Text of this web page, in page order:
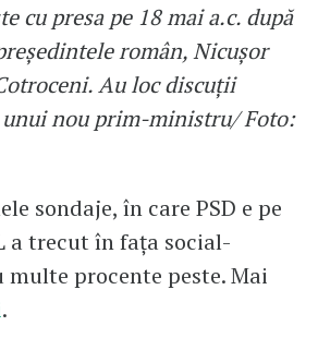
cu presa pe 18 mai a.c. după
român, Nicușor
Au loc discuții
nou prim-ministru/ Foto:
sondaje, în care PSD e pe
a trecut în fața social-
procente peste. Mai
.